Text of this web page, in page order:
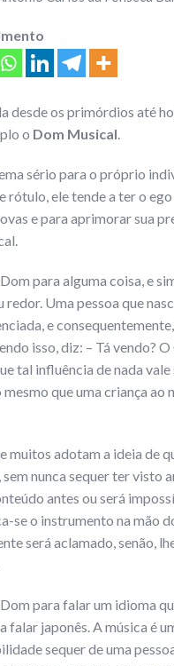
desde os primórdios até
o Dom Musical.
sério para o próprio
rótulo, ele tende a ter o
e para aprimorar sua
para alguma coisa, e
redor. Uma pessoa que
e
isso, diz: – Tá vendo?
tal influência de nada
que uma criança
muitos adotam a ideia de
nunca sequer ter visto
antes ou será
se o instrumento na mão
será aclamado, senão,
para falar um idioma
falar japonês. A música é
sequer de uma